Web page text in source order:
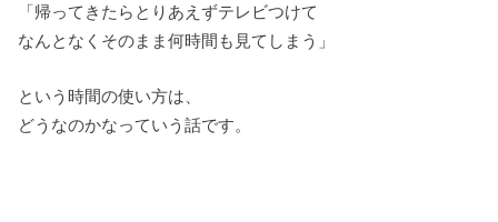
「帰ってきたらとりあえずテレビつけて
なんとなくそのまま何時間も見てしまう」
という時間の使い方は、
どうなのかなっていう話です。